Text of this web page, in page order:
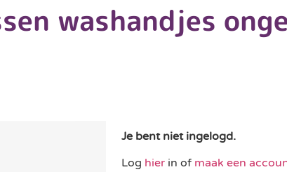
washandjes
Je bent niet ingelogd.
Log hier in of maak een